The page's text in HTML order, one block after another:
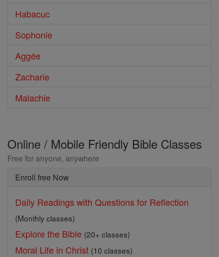
Habacuc
Sophonie
Aggée
Zacharie
Malachie
Online / Mobile Friendly Bible Classes
Free for anyone, anywhere
Enroll free Now
Daily Readings with Questions for Reflection
(Monthly classes)
Explore the Bible (20+ classes)
Moral Life in Christ (10 classes)